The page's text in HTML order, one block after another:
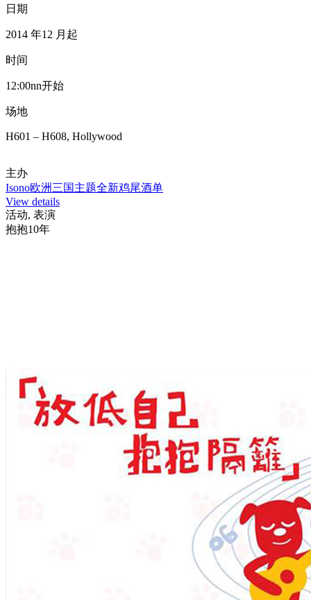
日期
2014 年12 月起
时间
12:00nn开始
场地
H601 – H608, Hollywood
主办
Isono欧洲三国主题全新鸡尾酒单
View details
活动, 表演
抱抱10年